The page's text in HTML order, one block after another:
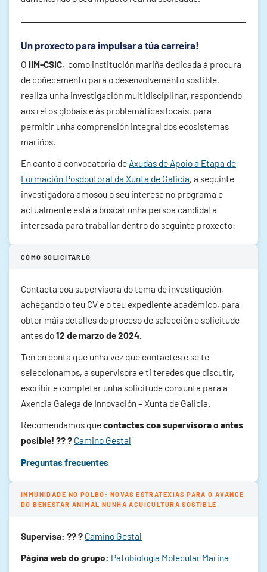
Un proxecto para impulsar a túa carreira!
O IIM-CSIC, como institución mariña dedicada á procura
de coñecemento para o desenvolvemento sostible,
realiza unha investigación multidisciplinar, respondendo
aos retos globais e ás problemáticas locais, para
permitir unha comprensión integral dos ecosistemas
mariños.
En canto á convocatoria de Axudas de Apoio á Etapa de
Formación Posdoutoral da Xunta de Galicia, a seguinte
investigadora amosou o seu interese no programa e
actualmente está a buscar unha persoa candidata
interesada para traballar dentro do seguinte proxecto:
CÓMO SOLICITARLO
Contacta coa supervisora do tema de investigación,
achegando o teu CV e o teu expediente académico, para
obter máis detalles do proceso de selección e solicitude
antes do12 de marzo de 2024.
Ten en conta que unha vez que contactes e se te
seleccionamos, a supervisora e ti teredes que discutir,
escribir e completar unha solicitude conxunta para a
Axencia Galega de Innovación – Xunta de Galicia.
Recomendamos quecontactes coa supervisora o antes
posible! ?‍? ? Camino Gestal
Preguntas frecuentes
INMUNIDADE NO POLBO: NOVAS ESTRATEXIAS PARA O AVANCE
DO BENESTAR ANIMAL NUNHA ACUICULTURA SOSTIBLE
Supervisa: ?‍? ? Camino Gestal
Página web do grupo: Patobiología Molecular Marina